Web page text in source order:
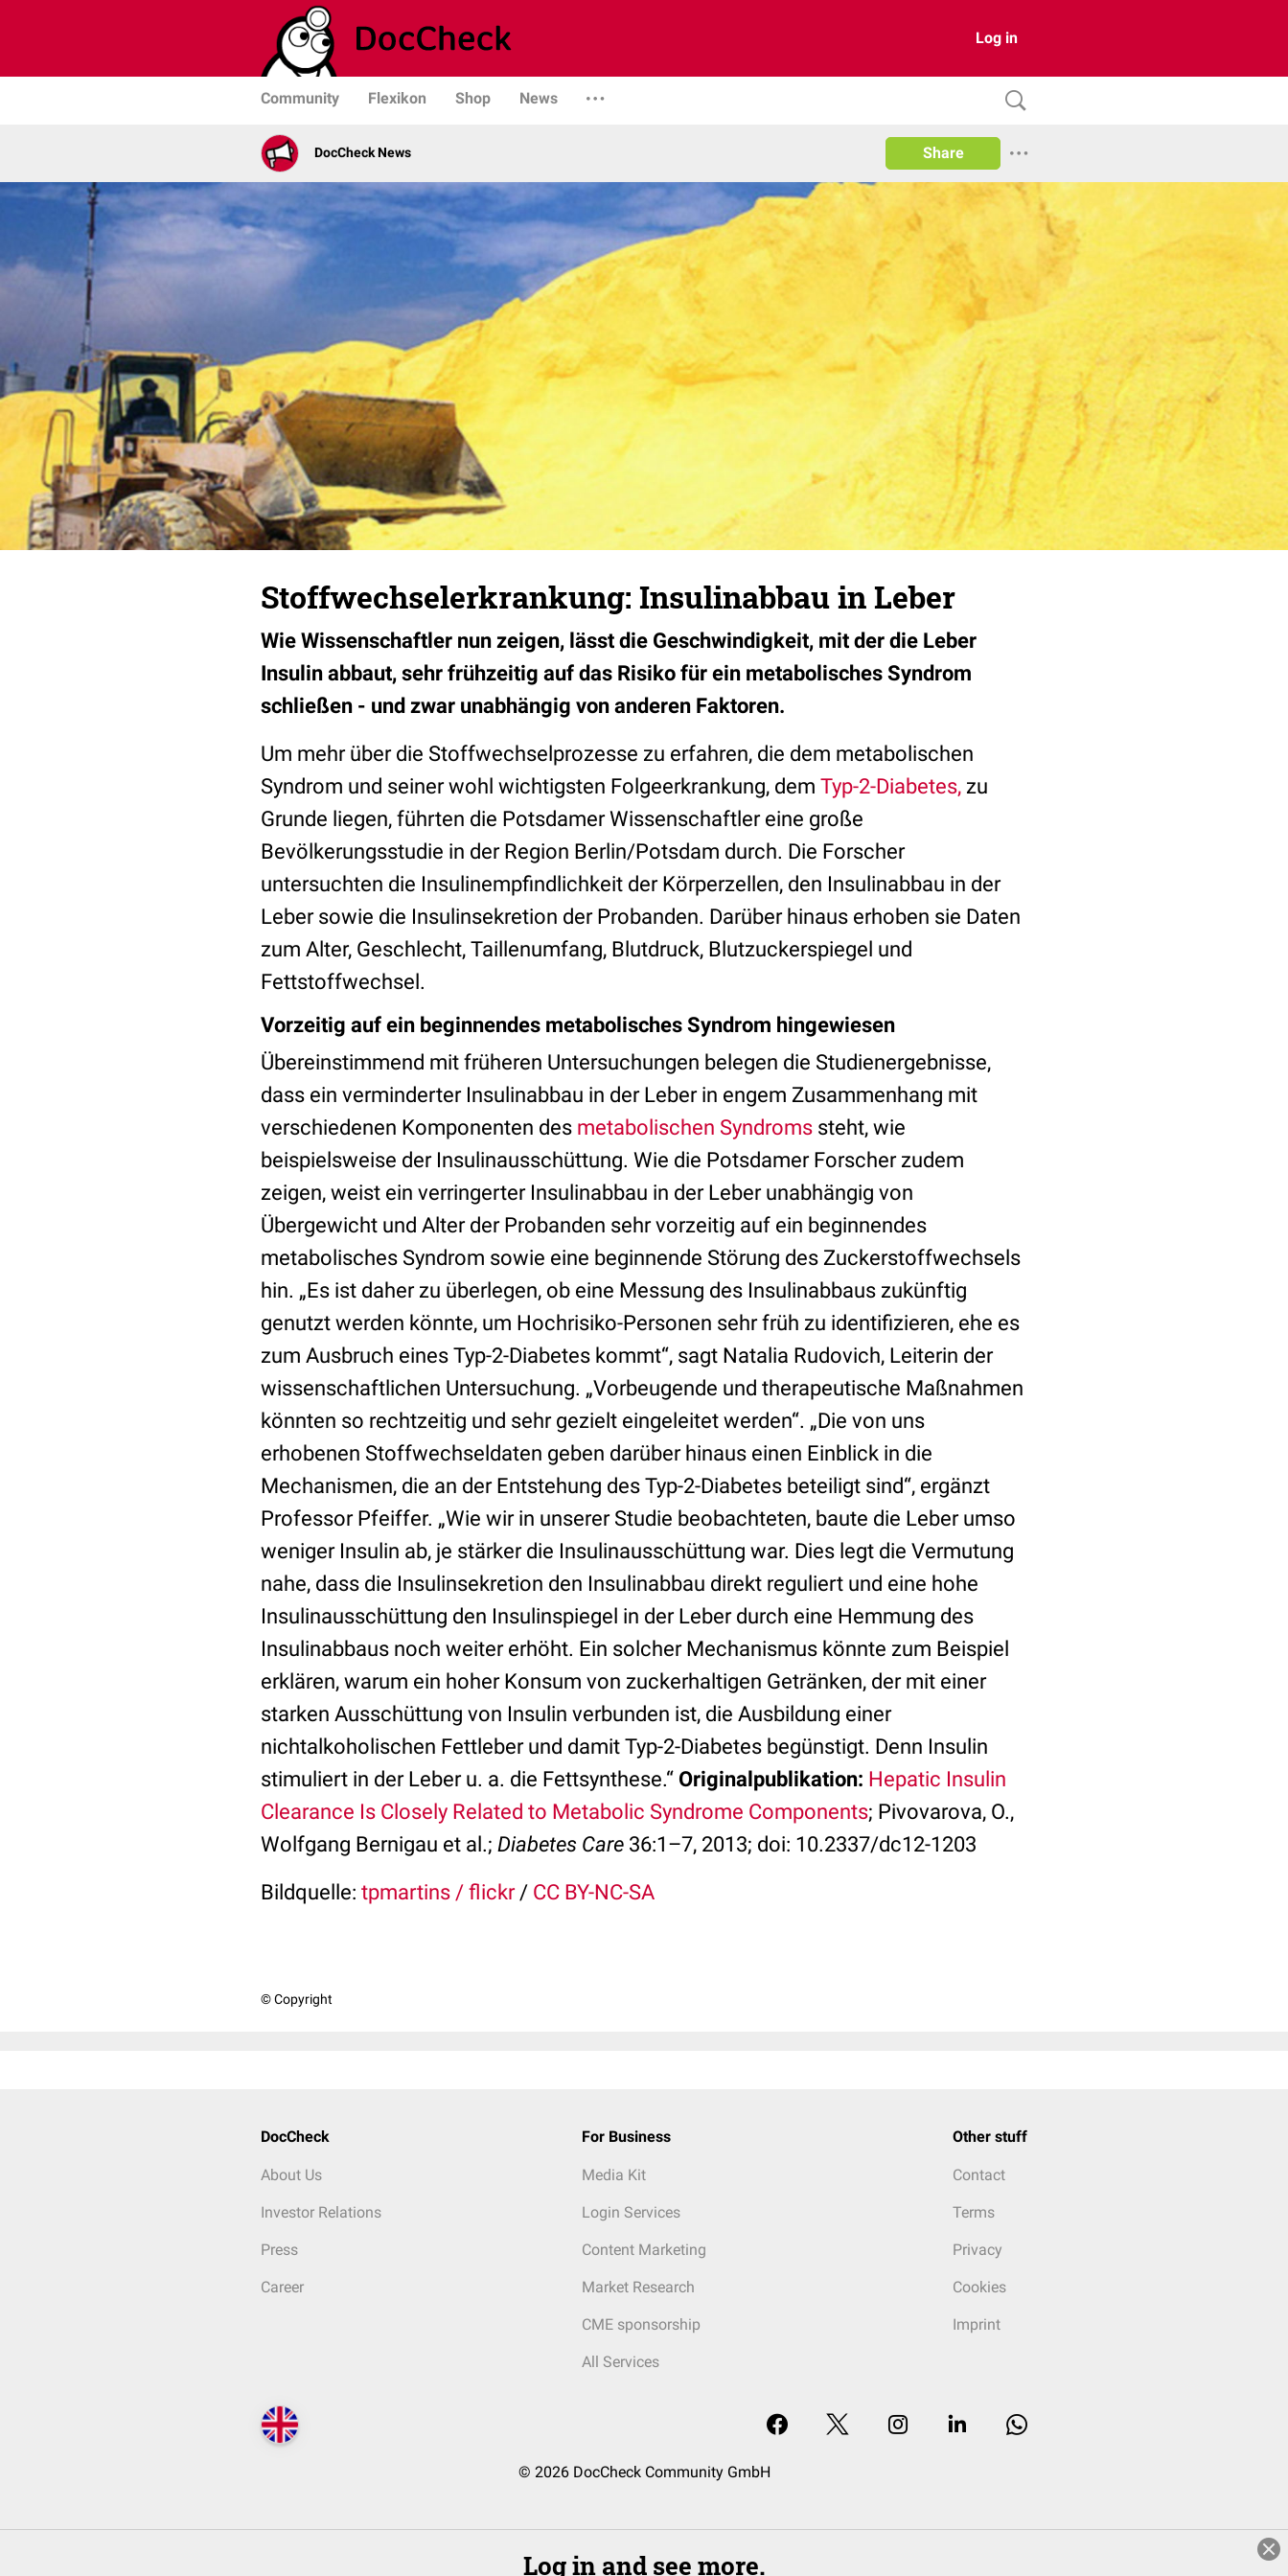
Log in
Community Flexikon Shop News
DocCheck News Share
Stoffwechselerkrankung: Insulinabbau in Leber
Wie Wissenschaftler nun zeigen, lässt die Geschwindigkeit, mit der die Leber
Insulin abbaut, sehr frühzeitig auf das Risiko für ein metabolisches Syndrom
schließen - und zwar unabhängig von anderen Faktoren.
Um mehr über die Stoffwechselprozesse zu erfahren, die dem metabolischen
Syndrom und seiner wohl wichtigsten Folgeerkrankung, dem Typ-2-Diabetes, zu
Grunde liegen, führten die Potsdamer Wissenschaftler eine große
Bevölkerungsstudie in der Region Berlin/Potsdam durch. Die Forscher
untersuchten die Insulinempfindlichkeit der Körperzellen, den Insulinabbau in der
Leber sowie die Insulinsekretion der Probanden. Darüber hinaus erhoben sie Daten
zum Alter, Geschlecht, Taillenumfang, Blutdruck, Blutzuckerspiegel und
Fettstoffwechsel.
Vorzeitig auf ein beginnendes metabolisches Syndrom hingewiesen
Übereinstimmend mit früheren Untersuchungen belegen die Studienergebnisse,
dass ein verminderter Insulinabbau in der Leber in engem Zusammenhang mit
verschiedenen Komponenten des metabolischen Syndroms steht, wie
beispielsweise der Insulinausschüttung. Wie die Potsdamer Forscher zudem
zeigen, weist ein verringerter Insulinabbau in der Leber unabhängig von
Übergewicht und Alter der Probanden sehr vorzeitig auf ein beginnendes
metabolisches Syndrom sowie eine beginnende Störung des Zuckerstoffwechsels
hin. „Es ist daher zu überlegen, ob eine Messung des Insulinabbaus zukünftig
genutzt werden könnte, um Hochrisiko-Personen sehr früh zu identifizieren, ehe es
zum Ausbruch eines Typ-2-Diabetes kommt“, sagt Natalia Rudovich, Leiterin der
wissenschaftlichen Untersuchung. „Vorbeugende und therapeutische Maßnahmen
könnten so rechtzeitig und sehr gezielt eingeleitet werden“. „Die von uns
erhobenen Stoffwechseldaten geben darüber hinaus einen Einblick in die
Mechanismen, die an der Entstehung des Typ-2-Diabetes beteiligt sind“, ergänzt
Professor Pfeiffer. „Wie wir in unserer Studie beobachteten, baute die Leber umso
weniger Insulin ab, je stärker die Insulinausschüttung war. Dies legt die Vermutung
nahe, dass die Insulinsekretion den Insulinabbau direkt reguliert und eine hohe
Insulinausschüttung den Insulinspiegel in der Leber durch eine Hemmung des
Insulinabbaus noch weiter erhöht. Ein solcher Mechanismus könnte zum Beispiel
erklären, warum ein hoher Konsum von zuckerhaltigen Getränken, der mit einer
starken Ausschüttung von Insulin verbunden ist, die Ausbildung einer
nichtalkoholischen Fettleber und damit Typ-2-Diabetes begünstigt. Denn Insulin
stimuliert in der Leber u. a. die Fettsynthese.“ Originalpublikation: Hepatic Insulin
Clearance Is Closely Related to Metabolic Syndrome Components; Pivovarova, O.,
Wolfgang Bernigau et al.; Diabetes Care 36:1–7, 2013; doi: 10.2337/dc12-1203
Bildquelle: tpmartins / flickr/ CC BY-NC-SA
© Copyright
DocCheck
About Us
Investor Relations
Press
Career
For Business
Media Kit
Login Services
Content Marketing
Market Research
CME sponsorship
All Services
Other stuff
Contact
Terms
Privacy
Cookies
Imprint
© 2026 DocCheck Community GmbH
Log in and see more.